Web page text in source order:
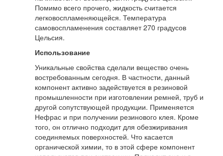
Помимо всего прочего, жидкость считается
легковоспламеняющейся. Температура
самовоспламенения составляет 270 градусов
Цельсия.
Использование
Уникальные свойства сделали вещество очень
востребованным сегодня. В частности, данный
компонент активно задействуется в резиновой
промышленности при изготовлении ремней, труб и
другой сопутствующей продукции. Применяется
Нефрас и при получении резинового клея. Кроме
того, он отлично подходит для обезжиривания
соединяемых поверхностей. Что касается
органической химии, то в этой сфере компонент